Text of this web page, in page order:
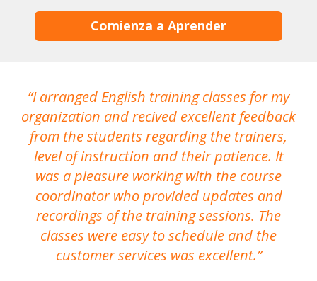
Comienza a Aprender
I arranged English training classes for my
organization and recived excellent feedback
from the students regarding the trainers,
level of instruction and their patience. It
was a pleasure working with the course
coordinator who provided updates and
recordings of the training sessions. The
classes were easy to schedule and the
customer services was excellent.